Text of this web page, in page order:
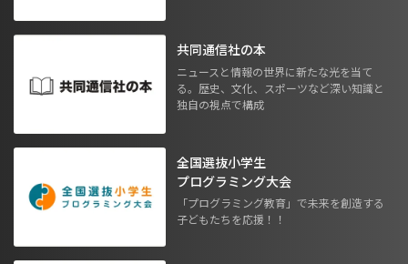
共同通信社の本
ニュースと情報の世界に新たな光を当て
る。歴史、文化、スポーツなど深い知識と
独自の視点で構成
全国選抜小学生
プログラミング大会
「プログラミング教育」で未来を創造する
子どもたちを応援！！